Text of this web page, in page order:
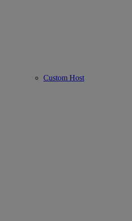
Custom Host